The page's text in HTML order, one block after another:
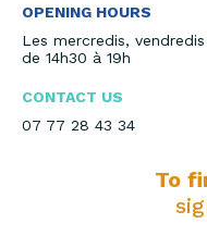
OPENING HOURS
Les mercredis,
de 14h30 à 19h
CONTACT US
07 77 28 43 34
To